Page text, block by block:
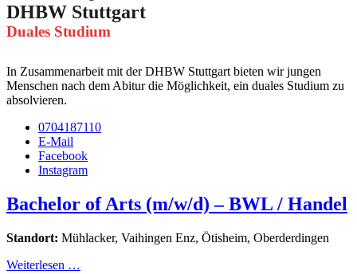
DHBW Stuttgart
Duales Studium
In Zusammenarbeit mit der DHBW Stuttgart bieten wir jungen
Menschen nach dem Abitur die Möglichkeit, ein duales Studium zu
absolvieren.
0704187110
E-Mail
Facebook
Instagram
Bachelor of Arts (m/w/d) – BWL / Handel
Standort: Mühlacker, Vaihingen Enz, Ötisheim, Oberderdingen
Weiterlesen …